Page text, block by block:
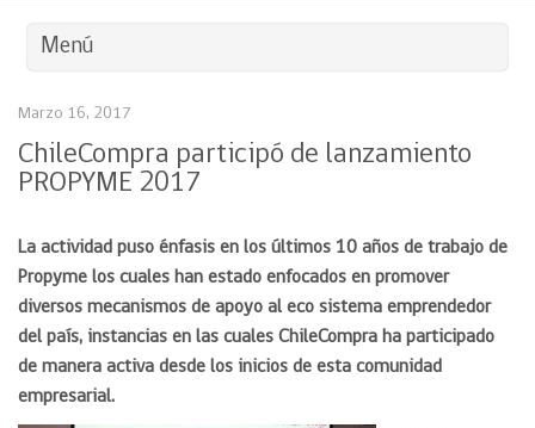
Menú
Marzo 16, 2017
ChileCompra participó de lanzamiento
PROPYME 2017
La actividad puso énfasis en los últimos 10 años de trabajo de
Propyme los cuales han estado enfocados en promover
diversos mecanismos de apoyo al eco sistema emprendedor
del país, instancias en las cuales ChileCompra ha participado
de manera activa desde los inicios de esta comunidad
empresarial.